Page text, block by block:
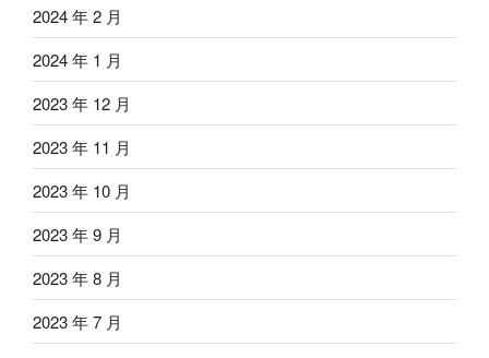
2024 年 2 月
2024 年 1 月
2023 年 12 月
2023 年 11 月
2023 年 10 月
2023 年 9 月
2023 年 8 月
2023 年 7 月